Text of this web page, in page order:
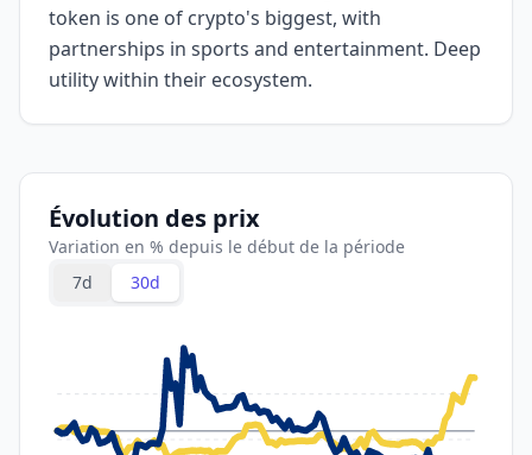
token is one of crypto's biggest, with
partnerships in sports and entertainment. Deep
utility within their ecosystem.
Évolution des prix
Variation en % depuis le début de la période
7d
30d